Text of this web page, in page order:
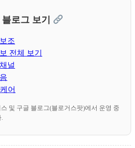
로그 보기
조
전체 보기
널
어
및 구글 블로그(블로거스팟)에서 운영 중